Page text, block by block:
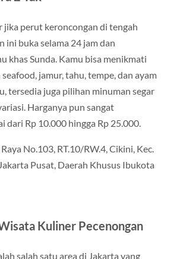
jika perut keroncongan di tengah
ini buka selama 24 jam dan
khas Sunda. Kamu bisa menikmati
jamur, tahu, tempe, dan ayam
tersedia juga pilihan minuman segar
Harganya pun sangat
dari Rp 10.000 hingga Rp 25.000.
No.103, RT.10/RW.4, Cikini, Kec.
Pusat, Daerah Khusus Ibukota
Kuliner Pecenongan
salah satu area di Jakarta yang